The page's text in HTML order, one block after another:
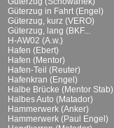
Güterzug in Fahrt (Engel)
Güterzug, kurz (VERO)
Güterzug, lang (BKF...
H-AW02 (A.w.)
Hafen (Ebert)
Hafen (Mentor)
Hafen-Teil (Reuter)
Hafenkran (Engel)
Halbe Brücke (Mentor Stab)
Halbes Auto (Matador)
Hammerwerk (Anker)
Hammerwerk (Paul Engel)